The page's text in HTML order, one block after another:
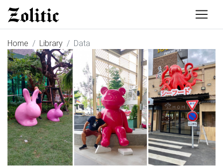
Home Library Data